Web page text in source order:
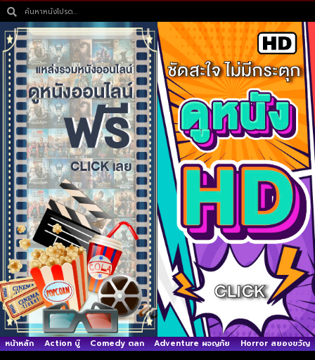
หน้าหลัก Action บู๊ Comedy ตลก Adventure ผจญภัย Horror สยองขวัญ